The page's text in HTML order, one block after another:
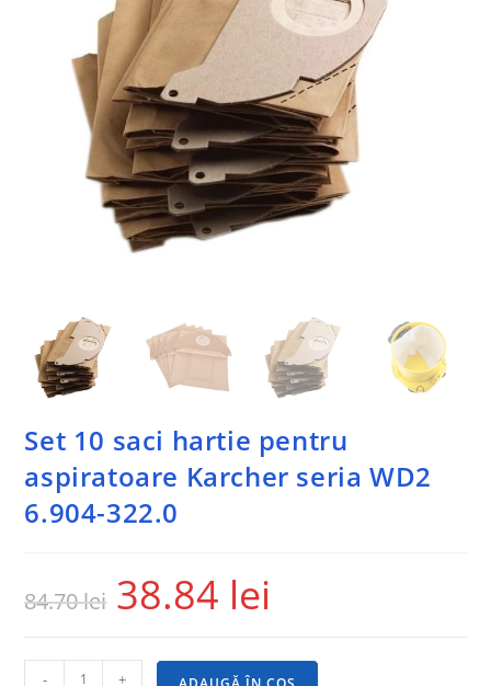
Set 10 saci hartie pentru
aspiratoare Karcher seria WD2
6.904-322.0
84.70lei 38.84 lei
- +